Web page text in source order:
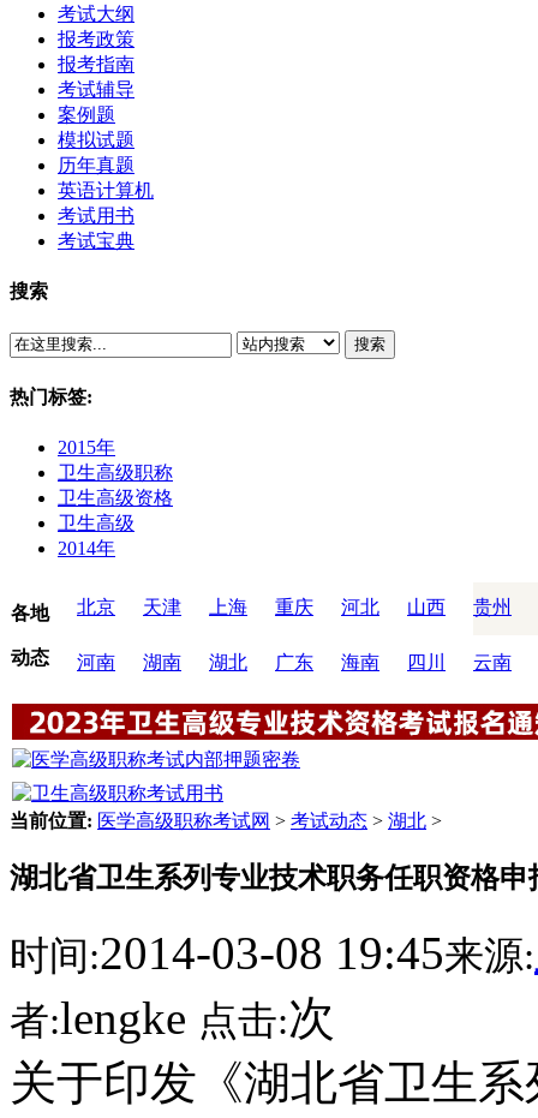
考试大纲
报考政策
报考指南
考试辅导
案例题
模拟试题
历年真题
英语计算机
考试用书
考试宝典
搜索
搜索
热门标签:
2015年
卫生高级职称
卫生高级资格
卫生高级
2014年
各地
动态
北京 天津 上海 重庆 河北 山西 贵州
河南 湖南 湖北 广东 海南 四川 云南
当前位置: 医学高级职称考试网 > 考试动态 > 湖北 >
湖北省卫生系列专业技术职务任职资格
时间:2014-03-08 19:45来源:
者:lengke 点击:次
关于印发《湖北省卫生